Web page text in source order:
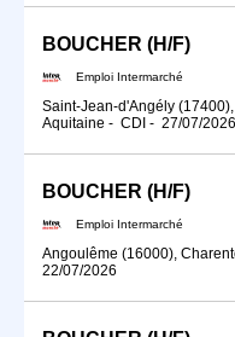
BOUCHER (H/F)
Emploi Intermarché
Saint-Jean-d'Angély
Aquitaine - CDI - 27/07/2026
BOUCHER (H/F)
Emploi Intermarché
Angoulême (16000),
22/07/2026